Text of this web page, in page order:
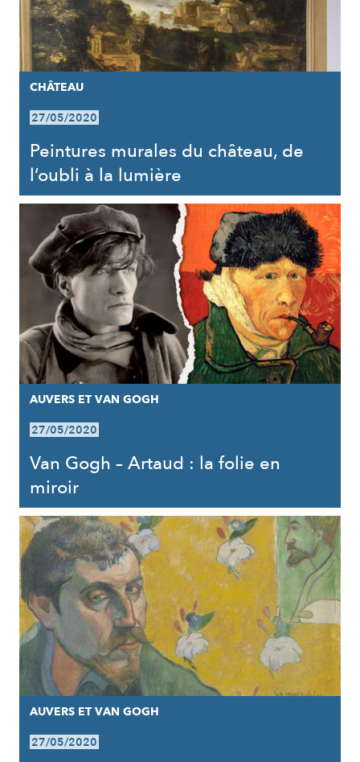
CHÂTEAU
27/05/2020
Peintures murales du château, de
l’oubli à la lumière
AUVERS ET VAN GOGH
27/05/2020
Van Gogh – Artaud : la folie en
miroir
AUVERS ET VAN GOGH
27/05/2020